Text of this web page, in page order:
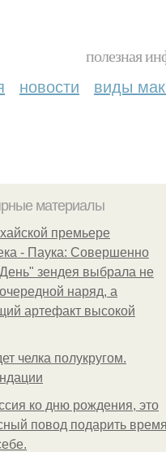
полезная
новости виды
материалы
премьере
- Паука: Совершенно
зендея выбрала не
наряд, а
артефакт высокой
челка полукругом.
ко дню рождения, это
повод подарить время